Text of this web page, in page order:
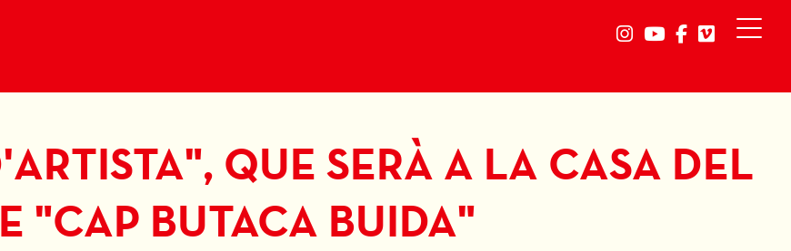
Link a instagram
Link a youtube
Link aLink a
QUE SERÀ A LA CASA DEL
"CAP BUTACA BUIDA"